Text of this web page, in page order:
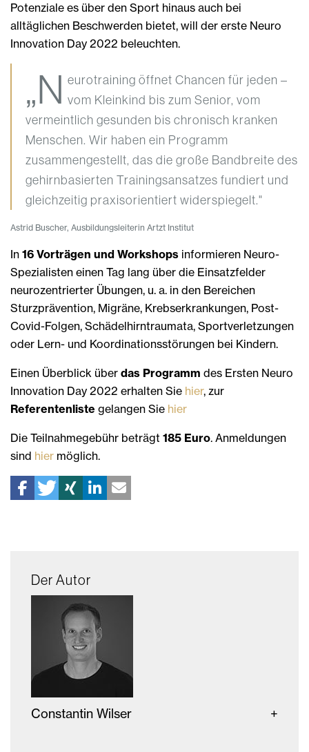
Potenziale es über den Sport hinaus auch bei
alltäglichen Beschwerden bietet, will der erste Neuro
Innovation Day 2022 beleuchten.
„N eurotraining öffnet Chancen für jeden –
vom Kleinkind bis zum Senior, vom
vermeintlich gesunden bis chronisch kranken
Menschen. Wir haben ein Programm
zusammengestellt, das die große Bandbreite des
gehirnbasierten Trainingsansatzes fundiert und
gleichzeitig praxisorientiert widerspiegelt."
Astrid Buscher, Ausbildungsleiterin Artzt Institut
In 16 Vorträgen und Workshops informieren Neuro-
Spezialisten einen Tag lang über die Einsatzfelder
neurozentrierter Übungen, u. a. in den Bereichen
Sturzprävention, Migräne, Krebserkrankungen, Post-
Covid-Folgen, Schädelhirntraumata, Sportverletzungen
oder Lern- und Koordinationsstörungen bei Kindern.
Einen Überblick über das Programm des Ersten Neuro
Innovation Day 2022 erhalten Sie hier, zur
Referentenliste gelangen Sie hier
Die Teilnahmegebühr beträgt 185 Euro. Anmeldungen
sind hier möglich.
Der Autor
Constantin Wilser